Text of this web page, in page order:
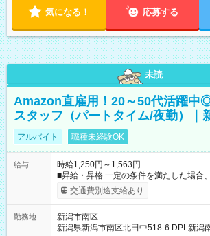
気になる！ 応募する
未読
Amazon直雇用！20～50代活躍中
スタッフ（パートタイム/夜勤）｜
アルバイト 職種未経験OK
給与
時給1,250円～1,563円
■昇給・昇格 一定の条件を満たした場合
まで昇給の機会があります。 ■正社員登用制度あり ※月末締/翌
月25日支払い ※時間外手当、別途支給
☆Amazon直雇用で安定して働けます！ 【試用期間】試用期間
あり 試用期間の長さ：1週間 雇用形態、
交通費別途支給あり
勤務地
新潟市南区
新潟県新潟市南区北田中518-6 DPL新潟